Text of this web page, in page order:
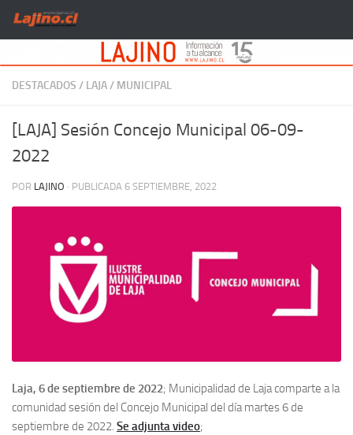
Saltar al contenido
DESTACADOS / LAJA/ MUNICIPAL
[LAJA] Sesión Concejo Municipal 06-09-
2022
POR LAJINO · PUBLICADA 6 SEPTIEMBRE, 2022
Laja, 6 de septiembre de 2022; Municipalidad de Laja comparte a la
comunidad sesión del Concejo Municipal del día martes 6 de
septiembre de 2022. Se adjunta video;